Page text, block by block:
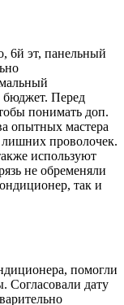
6й эт, панельный
бюджет. Перед
понимать доп.
опытных мастера
лишних проволочек.
используют
не обременяли
так и
помогли
Согласовали дату